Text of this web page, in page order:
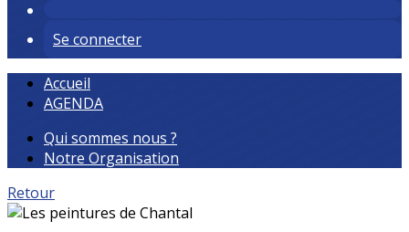
Se connecter
Accueil
AGENDA
Qui sommes nous ?
Notre Organisation
Retour